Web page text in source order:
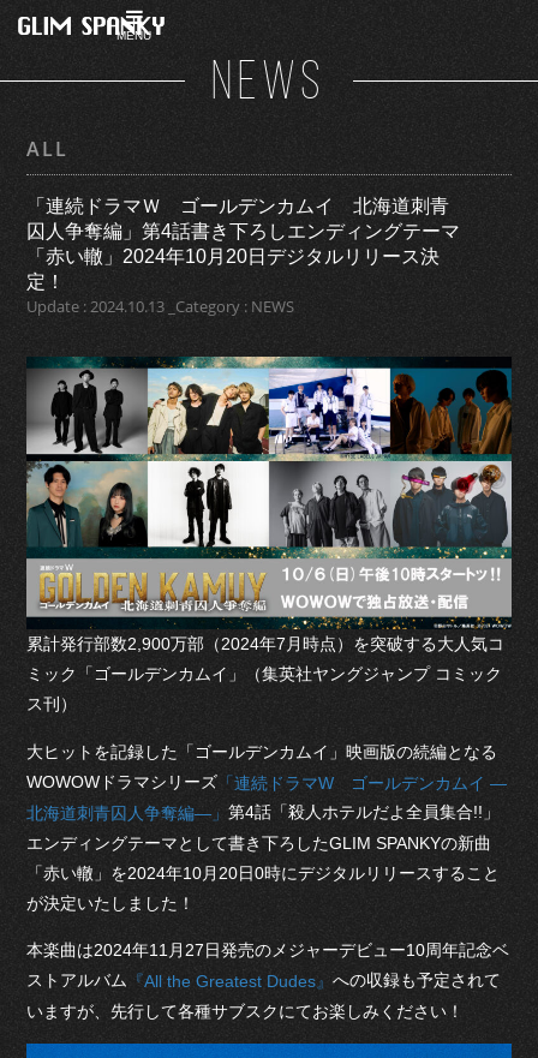
MENU
NEWS
ALL
「連続ドラマＷ ゴールデンカムイ 北海道刺青
囚人争奪編」第4話書き下ろしエンディングテーマ
「赤い轍」2024年10月20日デジタルリリース決
定！
Update : 2024.10.13 _Category : NEWS
累計発行部数2,900万部（2024年7月時点）を突破する大人気コ
ミック「ゴールデンカムイ」（集英社ヤングジャンプ コミック
ス刊）
大ヒットを記録した「ゴールデンカムイ」映画版の続編となる
WOWOWドラマシリーズ 「連続ドラマW ゴールデンカムイ ―
北海道刺青囚人争奪編―」第4話「殺人ホテルだよ全員集合!!」
エンディングテーマとして書き下ろしたGLIM SPANKYの新曲
「赤い轍」を2024年10月20日0時にデジタルリリースすること
が決定いたしました！
本楽曲は2024年11月27日発売のメジャーデビュー10周年記念ベ
ストアルバム 『All the Greatest Dudes』への収録も予定されて
いますが、先行して各種サブスクにてお楽しみください！